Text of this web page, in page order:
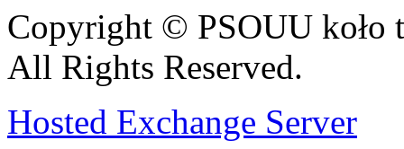
Copyright © PSOUU koło
All Rights Reserved.
Hosted Exchange Server